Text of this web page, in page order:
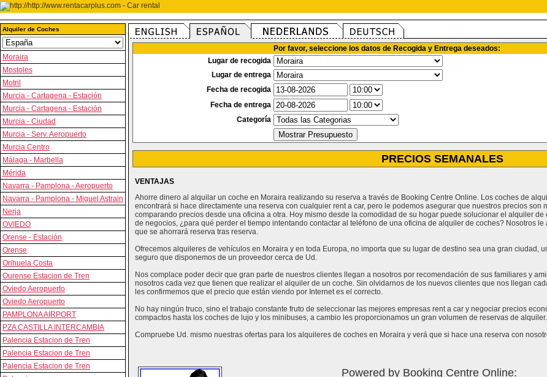
Alquiler de Coches
Moraira
Mostoles
Motril
Murcia - Cartagena - Estación
Murcia - Cartagena - Estación
Murcia - Ciudad
Murcia - Serv. Aeropuerto
Murcia Centro
Málaga - Marbella
Mérida
Navarra - Pamplona - Aeropuerto
Navarra - Pamplona - Miguel Astrain
Nerja
OVIEDO
Orense - Estación
Orense
Orihuela Costa
Ourense Estacion de Tren
Oviedo Aeropuerto
Oviedo Aeropuerto
PAMPLONA AIRPORT
PZA CASTILLA INTERCAMBIA
Palencia Estacion de Tren
Palencia Estacion de Tren
Palencia Estacion de Tren
Por favor, seleccione los datos de Recogida y Entrega deseados:
Lugar de recogida
Lugar de entrega
Fecha de recogida
Fecha de entrega
Categoría
PRECIOS SEMANALES
VENTAJAS
Ahorre dinero al alquilar un coche en Moraira realizando su reserva a través de Booking Centre Online. Los coches de
encontrará si hace directamente una reserva con cualquier rent a car, pero le podemos asegurar que nuestros precios
comparando precios desde una oficina a otra. Hoy mismo desde la comodidad de su hogar puede solucionar el alquiler
de negocios, ¿para qué perder el tiempo intentando contactar al teléfono de una oficina de alquiler de coches? Nosotros
que se ahorrará reserva tras reserva.
Ofrecemos alquileres de vehículos en Moraira y en toda Europa, no importa que su lugar de destino sea una gran ciudad,
seguro que disponemos de un proveedor cerca de Ud.
Nos complace poder decir que gran parte de nuestros clientes llegan a nosotros por recomendación de sus familiares y
nosotros cada vez que tienen que realizar el alquiler de un coche. Sin olvidarnos de los nuevos clientes que nos llegan
les confirmemos que el precio que están viendo por Internet es el correcto.
No hay ningún truco, sino el trabajo constante fruto de seleccionar las mejores empresas rent a car y negociar precios
compactos hasta los coches de lujo y los minibuses, a cambio les proporcionamos un gran volumen de reservas de alquiler.
Compruebe Ud. mismo nuestras ofertas para los alquileres de coches en Moraira y verá que si hace una reserva con
Powered by Booking Centre Online: